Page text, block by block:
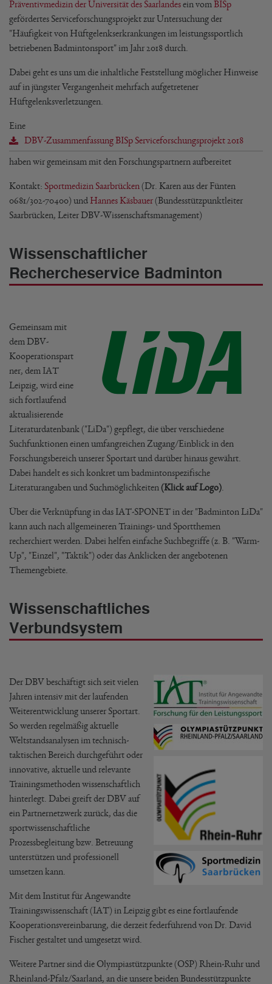
Präventivmedizin der Universität des Saarlandesein vom BISp
gefördertes Serviceforschungsprojekt zur Untersuchung der
"Häufigkeit von Hüftgelenkserkrankungen im leistungssportlich
betriebenen Badmintonsport" im Jahr 2018 durch.
Dabei geht es uns um die inhaltliche Feststellung möglicher Hinweise
auf in jüngster Vergangenheit mehrfach aufgetretener
Hüftgelenksverletzungen.
Eine
DBV-Zusammenfassung BISp Serviceforschungsprojekt 2018
haben wir gemeinsam mit den Forschungspartnern aufbereitet
Kontakt: Sportmedizin Saarbrücken (Dr. Karen aus der Fünten
0681/302-70400) und Hannes Käsbauer(Bundesstützpunktleiter
Saarbrücken, Leiter DBV-Wissenschaftsmanagement)
Wissenschaftlicher
Rechercheservice Badminton
Gemeinsam mit
dem DBV-
Kooperationspart
ner, dem IAT
Leipzig, wird eine
sich fortlaufend
aktualisierende
Literaturdatenbank ("LiDa") gepflegt, die über verschiedene
Suchfunktionen einen umfangreichen Zugang/Einblick in den
Forschungsbereich unserer Sportart und darüber hinaus gewährt.
Dabei handelt es sich konkret um badmintonspezifische
Literaturangaben und Suchmöglichkeiten (Klick auf Logo)
Über die Verknüpfung in das IAT-SPONET in der "Badminton LiDa"
kann auch nach allgemeineren Trainings- und Sportthemen
recherchiert werden. Dabei helfen einfache Suchbegriffe (z. B. "Warm-
Up", "Einzel", "Taktik") oder das Anklicken der angebotenen
Themengebiete.
Wissenschaftliches
Verbundsystem
Der DBV beschäftigt sich seit vielen
Jahren intensiv mit der laufenden
Weiterentwicklung unserer Sportart.
So werden regelmäßig aktuelle
Weltstandsanalysen im technisch-
taktischen Bereich durchgeführt oder
innovative, aktuelle und relevante
Trainingsmethoden wissenschaftlich
hinterlegt. Dabei greift der DBV auf
ein Partnernetzwerk zurück, das die
sportwissenschaftliche
Prozessbegleitung bzw. Betreuung
unterstützen und professionell
umsetzen kann.
Mit dem Institut für Angewandte
Trainingswissenschaft (IAT) in Leipzig gibt es eine fortlaufende
Kooperationsvereinbarung, die derzeit federführend von Dr. David
Fischer gestaltet und umgesetzt wird.
Weitere Partner sind die Olympiastützpunkte (OSP) Rhein-Ruhr und
Rheinland-Pfalz/Saarland, an die unsere beiden Bundesstützpunkte